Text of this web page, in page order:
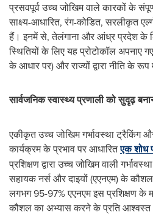
प्रसवपूर्व उच्च जोखिम वाले कारकों के
साक्ष्य-आधारित, रंग-कोडित, सरलीकृत
हैं। इनमें से, तेलंगाना और आंध्र प्रदेश के
स्थितियों के लिए यह प्रोटोकॉल अपनाए
के आधार पर) और राज्यों द्वारा नीति के
सार्वजनिक स्वास्थ्य प्रणाली को सुदृढ़
एकीकृत उच्च जोखिम गर्भावस्था ट्रैकिंग
कार्यक्रम के प्रभाव पर आधारितएक शोध
प्रशिक्षण द्वारा उच्च जोखिम वाली
सहायक नर्स और दाइयों (एएनएम) के
लगभग 95-97% एएनएम इस प्रशिक्षण के
कौशल का अभ्यास करने के प्रति